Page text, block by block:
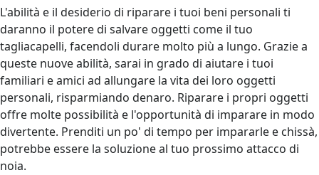
L'abilità e il desiderio di riparare i tuoi beni personali ti
daranno il potere di salvare oggetti come il tuo
tagliacapelli, facendoli durare molto più a lungo. Grazie a
queste nuove abilità, sarai in grado di aiutare i tuoi
familiari e amici ad allungare la vita dei loro oggetti
personali, risparmiando denaro. Riparare i propri oggetti
offre molte possibilità e l'opportunità di imparare in modo
divertente. Prenditi un po' di tempo per impararle e chissà,
potrebbe essere la soluzione al tuo prossimo attacco di
noia.